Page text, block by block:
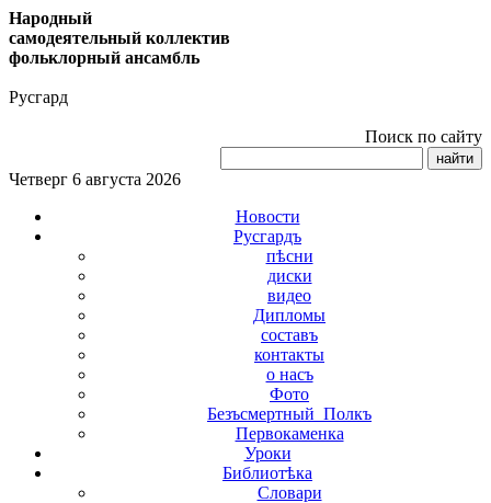
Народный
самодеятельный коллектив
фольклорный ансамбль
Русгард
Поиск по сайту
Четверг 6 августа 2026
Новости
Русгардъ
пѣсни
диски
видео
Дипломы
составъ
контакты
о насъ
Фото
Безъсмертный_Полкъ
Первокаменка
Уроки
Библиотѣка
Словари